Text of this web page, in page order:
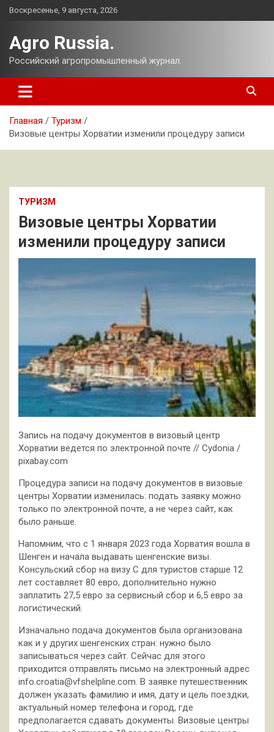
Перейти
Воскресенье, 9 августа, 2026
Agro Russia.
Российский агропромышленный журнал.
Главная
Туризм
Визовые центры Хорватии изменили процедуру записи
ТУРИЗМ
Визовые центры Хорватии
изменили процедуру записи
Запись на подачу документов в визовый центр
Хорватии ведется по электронной почте // Cydonia /
pixabay.com
Процедура записи на подачу документов в визовые
центры Хорватии изменилась: подать заявку можно
только по электронной почте, а не через сайт, как
было раньше.
Напомним, что с 1 января 2023 года Хорватия вошла в
Шенген и начала выдавать шенгенские визы.
Консульский сбор на визу С для туристов старше 12
лет составляет 80 евро, дополнительно нужно
заплатить 27,5 евро за сервисный сбор и 6,5 евро за
логистический.
Изначально подача документов была организована
как и у других шенгенских стран: нужно было
записываться через сайт. Сейчас для этого
приходится отправлять письмо на электронный адрес
info.croatia@vfshelpline.com. В заявке путешественник
должен указать фамилию и имя, дату и цель поездки,
актуальный номер телефона и город, где
предполагается сдавать документы. Визовые центры